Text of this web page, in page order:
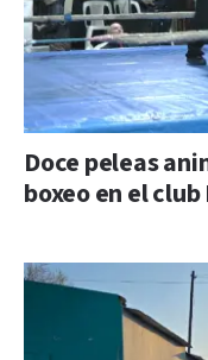
Doce peleas
boxeo en el